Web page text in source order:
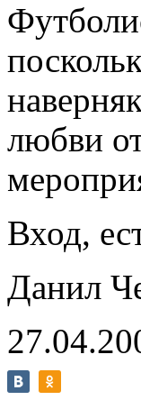
любви
Вход,
Данил